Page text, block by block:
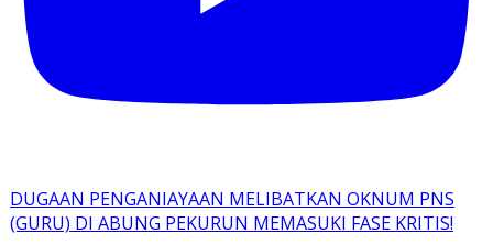
DUGAAN PENGANIAYAAN MELIBATKAN OKNUM PNS
(GURU) DI ABUNG PEKURUN MEMASUKI FASE KRITIS!